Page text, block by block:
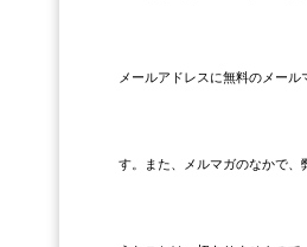
メールアドレスに無料のメー
す。また、メルマガのなかで